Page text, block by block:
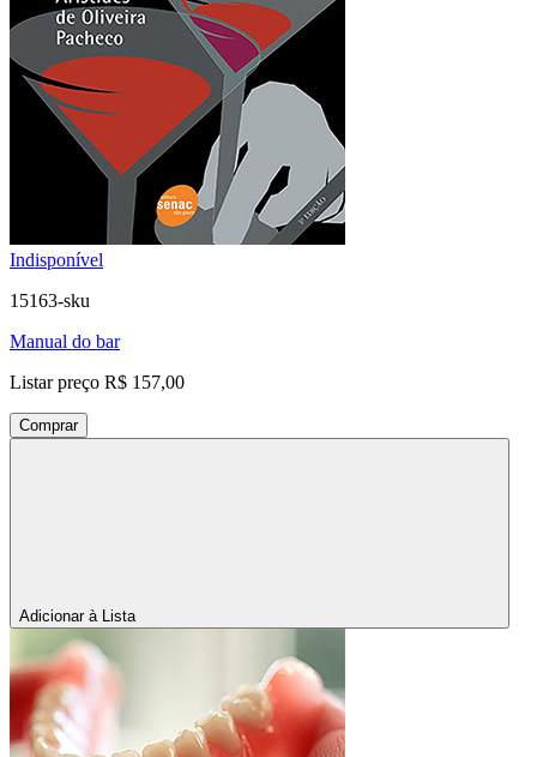
Indisponível
15163-sku
Manual do bar
Listar preço R$ 157,00
Comprar
Adicionar à Lista